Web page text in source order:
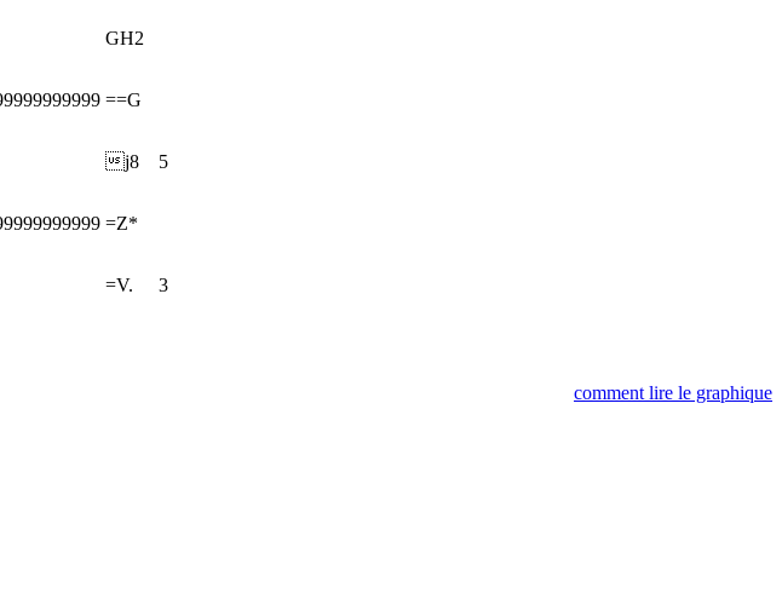
GH2
==G
j8 5
=Z*
=V. 3
comment lire le graphique